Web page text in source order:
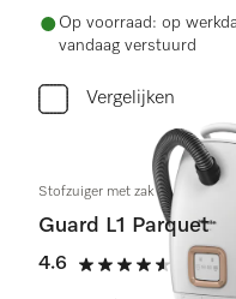
Op voorraad: op
vandaag verstuurd
Vergelijken
Stofzuiger met zak
Guard L1 Parquet
4.6
4.6 sterren op 5
(5